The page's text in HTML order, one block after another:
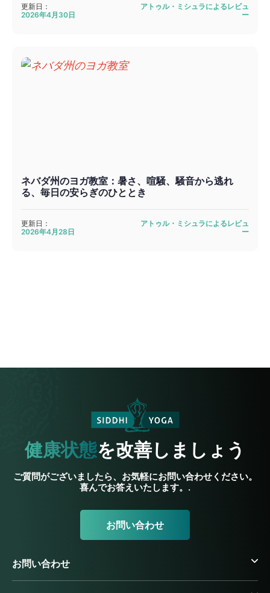
更新日：
2026年4月30日
アトゥル・ミシュラによるレビュ
ー
ネバダ州のヨガ教室：暑さ、喧騒、騒音から逃れ
る、毎日の安らぎのひととき
更新日：
2026年4月28日
アトゥル・ミシュラによるレビュ
ー
健康状態を改善しましょう
ご質問がございましたら、お気軽にお問い合わせください。
喜んでお答えいたします。.
お問い合わせ
お問い合わせ